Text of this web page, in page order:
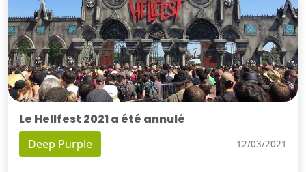
Le Hellfest 2021 a été annulé
Deep Purple 12/03/2021